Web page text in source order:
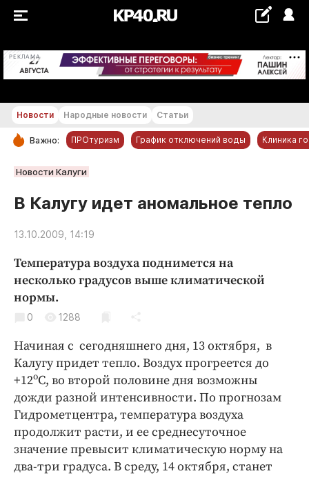
РЕКЛАМА +18...+19 °С
РУБРИКИ
Новости компаний
Статьи
Авто и транспорт
Благоустройство
Криминал
Недвижимость и ЖКХ
Образование
Общество
Погода
Праздники
Происшествия
Новости Народные новости Статьи
Важно: ПРОтуризм График отключений воды Клиника
Новости Калуги
В Калугу идет аномальное тепло
13.10.2009, 14:19
Температура воздуха поднимется на
несколько градусов выше климатической
нормы.
0 1288
Начиная с сегодняшнего дня, 13 октября, в
Калугу придет тепло. Воздух прогреется до
+12оС, во второй половине дня возможны
дожди разной интенсивности. По прогнозам
Гидрометцентра, температура воздуха
продолжит расти, и ее среднесуточное
значение превысит климатическую норму на
два-три градуса. В среду, 14 октября, станет